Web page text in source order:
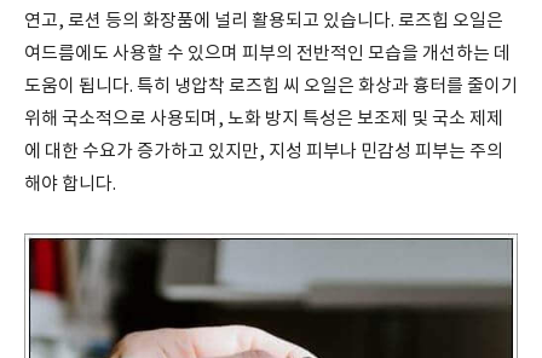
연고, 로션 등의 화장품에 널리 활용되고 있습니다. 로즈힙 오일은
여드름에도 사용할 수 있으며 피부의 전반적인 모습을 개선하는 데
도움이 됩니다. 특히 냉압착 로즈힙 씨 오일은 화상과 흉터를 줄이기
위해 국소적으로 사용되며, 노화 방지 특성은 보조제 및 국소 제제
에 대한 수요가 증가하고 있지만, 지성 피부나 민감성 피부는 주의
해야 합니다.